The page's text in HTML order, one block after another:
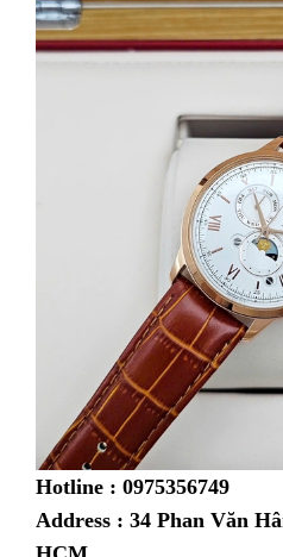
Hotline : 0975356749
Address : 34 Phan Văn